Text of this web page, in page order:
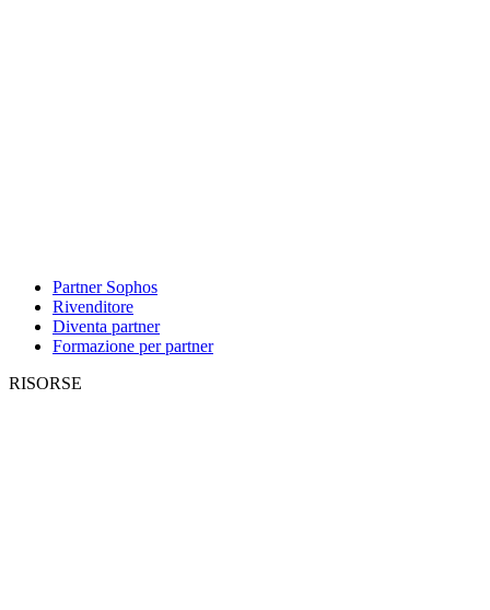
Partner Sophos
Rivenditore
Diventa partner
Formazione per partner
RISORSE